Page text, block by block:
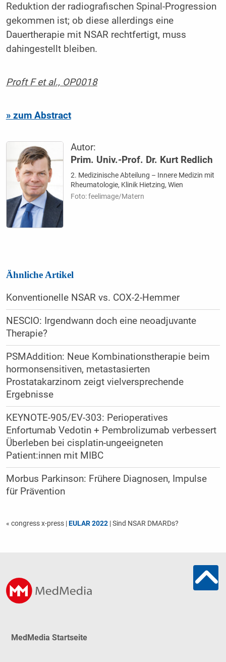
Reduktion der radiografischen Spinal-Progression
gekommen ist; ob diese allerdings eine
Dauertherapie mit NSAR rechtfertigt, muss
dahingestellt bleiben.
Proft F et al., OP0018
» zum Abstract
Autor:
Prim. Univ.-Prof. Dr. Kurt Redlich
2. Medizinische Abteilung – Innere Medizin mit
Rheumatologie, Klinik Hietzing, Wien
Foto: feelimage/Matern
Ähnliche Artikel
Konventionelle NSAR vs. COX-2-Hemmer
NESCIO: Irgendwann doch eine neoadjuvante
Therapie?
PSMAddition: Neue Kombinationstherapie beim
hormonsensitiven, metastasierten
Prostatakarzinom zeigt vielversprechende
Ergebnisse
KEYNOTE-905/EV-303: Perioperatives
Enfortumab Vedotin + Pembrolizumab verbessert
Überleben bei cisplatin-ungeeigneten
Patient:innen mit MIBC
Morbus Parkinson: Frühere Diagnosen, Impulse
für Prävention
« congress x-press |EULAR 2022| Sind NSAR DMARDs?
MedMedia Startseite